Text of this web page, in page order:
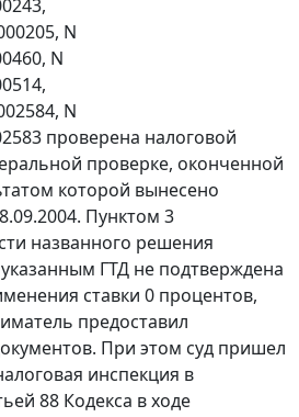
N
N
N
проверена налоговой
проверке, оконченной
которой вынесено
Пунктом 3
названного решения
ГТД не подтверждена
ставки 0 процентов,
предоставил
При этом суд пришел
инспекция в
88 Кодекса в ходе